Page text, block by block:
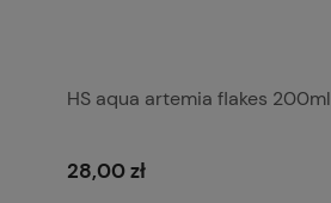
HS aqua artemia flakes 200ml
28,00 zł